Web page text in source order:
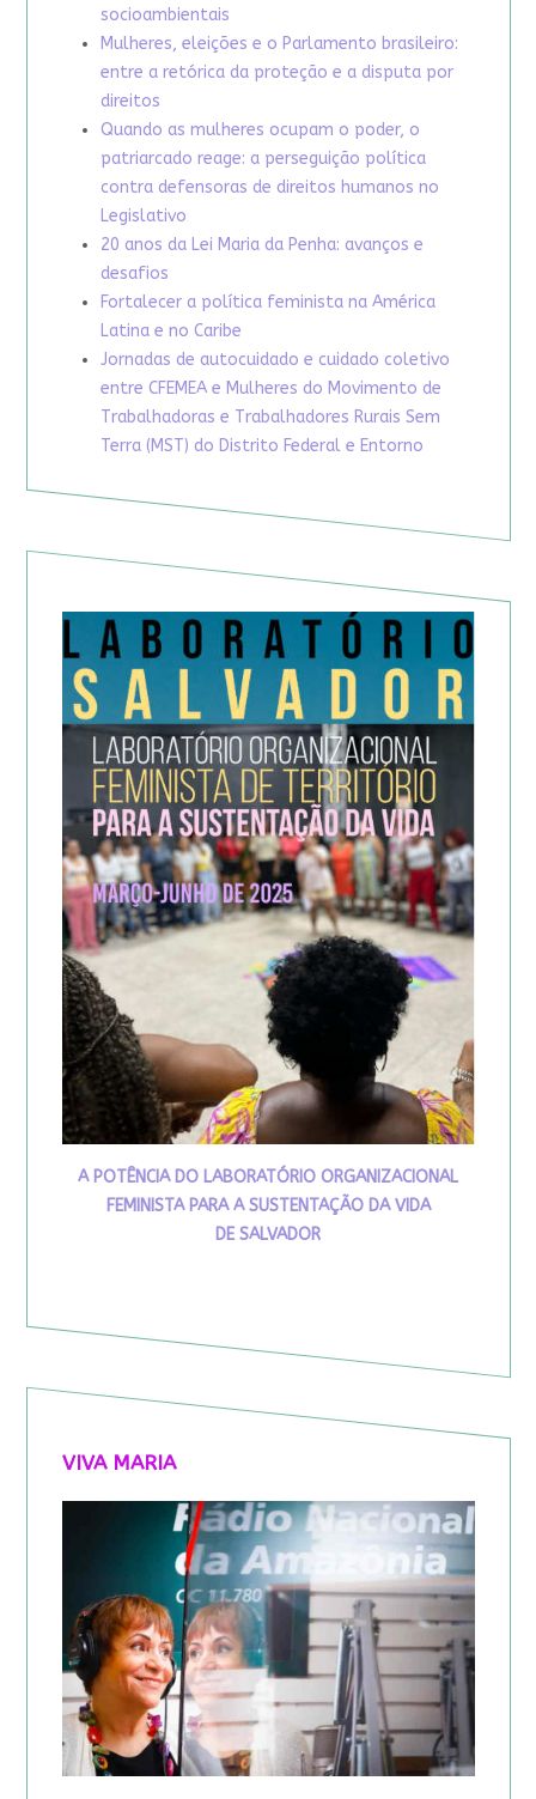
socioambientais
Mulheres, eleições e o Parlamento brasileiro:
entre a retórica da proteção e a disputa por
direitos
Quando as mulheres ocupam o poder, o
patriarcado reage: a perseguição política
contra defensoras de direitos humanos no
Legislativo
20 anos da Lei Maria da Penha: avanços e
desafios
Fortalecer a política feminista na América
Latina e no Caribe
Jornadas de autocuidado e cuidado coletivo
entre CFEMEA e Mulheres do Movimento de
Trabalhadoras e Trabalhadores Rurais Sem
Terra (MST) do Distrito Federal e Entorno
A POTÊNCIA DO LABORATÓRIO ORGANIZACIONAL
FEMINISTA PARA A SUSTENTAÇÃO DA VIDA
DE SALVADOR
VIVA MARIA